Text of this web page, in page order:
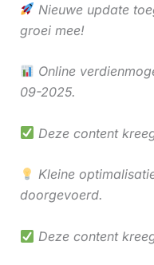
Nieuwe update
groei mee!
Online
09-2025.
Deze content
Kleine
doorgevoerd.
Deze content